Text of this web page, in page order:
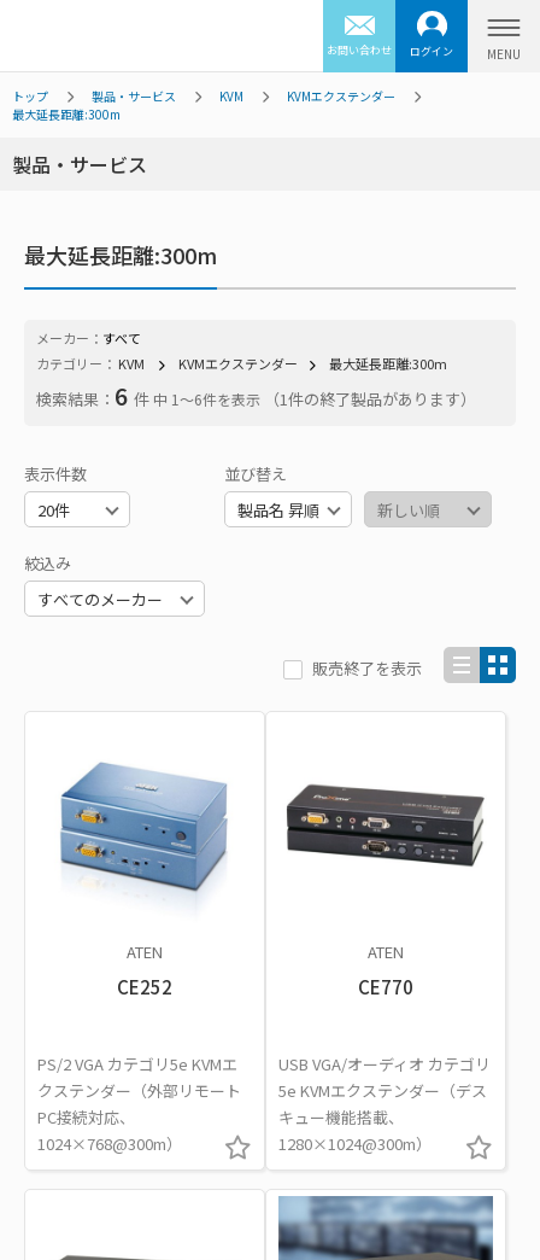
お問い合わせ ログイン
トップ 製品・サービス KVM
KVMエクステンダー
最大延長距離:300m
製品・サービス
最大延長距離:300m
メーカー： すべて
カテゴリー： KVM KVMエクステンダー 最大延長距離:300m
検索結果： 6 件 中 1〜6件を表示 （1件の終了製品があります）
表示件数 並び替え
絞込み
販売終了を表示
ATEN
CE252
PS/2 VGA カテゴリ5e KVMエ
クステンダー（外部リモート
PC接続対応、
1024×768@300m）
ATEN
CE770
USB VGA/オーディオ カテゴリ
5e KVMエクステンダー（デス
キュー機能搭載、
1280×1024@300m）